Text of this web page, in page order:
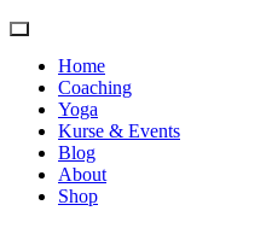
Home
Coaching
Yoga
Kurse & Events
Blog
About
Shop